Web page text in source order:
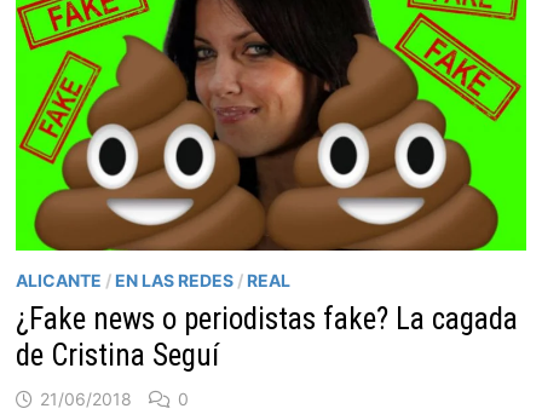
ALICANTE / EN LAS REDES / REAL
¿Fake news o periodistas fake? La cagada
de Cristina Seguí
21/06/2018 0